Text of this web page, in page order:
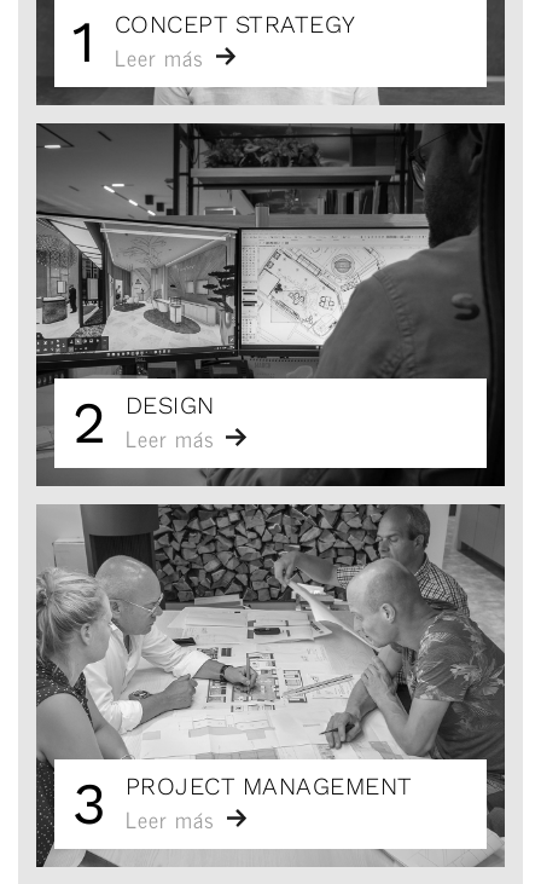
1 CONCEPT STRATEGY
Leer más
2 DESIGN
Leer más
3 PROJECT MANAGEMENT
Leer más